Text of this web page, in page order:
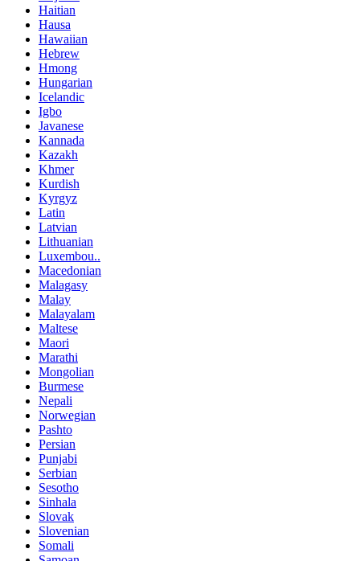
Haitian
Hausa
Hawaiian
Hebrew
Hmong
Hungarian
Icelandic
Igbo
Javanese
Kannada
Kazakh
Khmer
Kurdish
Kyrgyz
Latin
Latvian
Lithuanian
Luxembou..
Macedonian
Malagasy
Malay
Malayalam
Maltese
Maori
Marathi
Mongolian
Burmese
Nepali
Norwegian
Pashto
Persian
Punjabi
Serbian
Sesotho
Sinhala
Slovak
Slovenian
Somali